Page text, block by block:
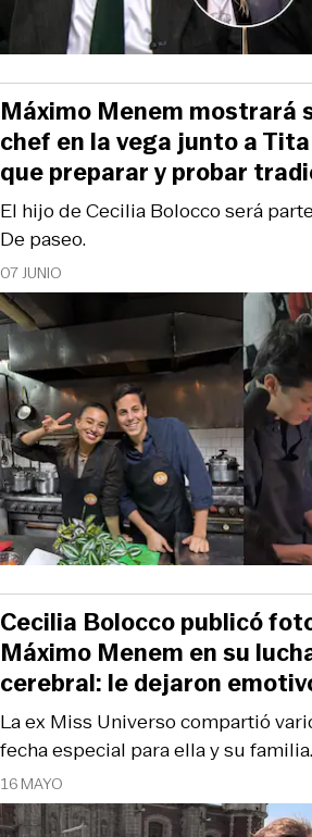
07 JUNIO
El hijo de Cecilia Bolocco será
De paseo.
Máximo Menem mostrará
chef en la vega junto a
que preparar y probar
16 MAYO
La ex Miss Universo compartió
fecha especial para ella y su familia.
Cecilia Bolocco publicó
Máximo Menem en su
cerebral: le dejaron